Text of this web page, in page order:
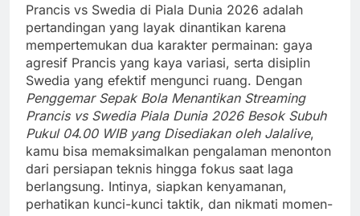
Prancis vs Swedia di Piala Dunia 2026 adalah
pertandingan yang layak dinantikan karena
mempertemukan dua karakter permainan: gaya
agresif Prancis yang kaya variasi, serta disiplin
Swedia yang efektif mengunci ruang. Dengan
Penggemar Sepak Bola Menantikan Streaming
Prancis vs Swedia Piala Dunia 2026 Besok Subuh
Pukul 04.00 WIB yang Disediakan oleh Jalalive,
kamu bisa memaksimalkan pengalaman menonton
dari persiapan teknis hingga fokus saat laga
berlangsung. Intinya, siapkan kenyamanan,
perhatikan kunci-kunci taktik, dan nikmati momen-